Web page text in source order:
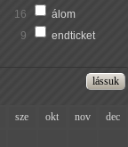
16
álom
9
endticket
sze okt nov
dec